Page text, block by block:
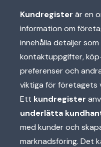
Kundregister är en
information om
innehålla detaljer
kontaktuppgifter,
preferenser och
viktiga för företagets
Ett kundregister
underlätta
med kunder och
marknadsföring. Det